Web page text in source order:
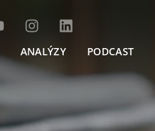
ANALÝZY PODCAST